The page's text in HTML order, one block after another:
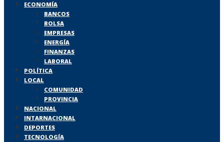
ECONOMÍA
BANCOS
BOLSA
EMPRESAS
ENERGÍA
FINANZAS
LABORAL
POLÍTICA
LOCAL
COMUNIDAD
PROVINCIA
NACIONAL
INTARNACIONAL
DEPORTES
TECNOLOGÍA